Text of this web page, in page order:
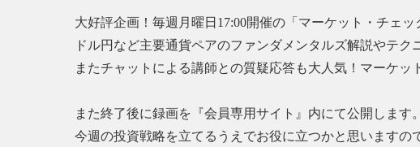
大好評企画！毎週月曜日17:00開催の「マーケット・チェッ
ドル円など主要通貨ペアのファンダメンタルズ解説やテ
またチャットによる講師との質疑応答も大人気！マーケ
また終了後に録画を『会員専用サイト』内にて公開します。
今週の投資戦略を立てるうえでお役に立つかと思いますの